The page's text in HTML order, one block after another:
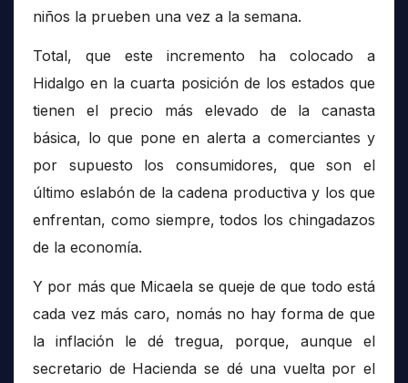
niños la prueben una vez a la semana.
Total, que este incremento ha colocado a
Hidalgo en la cuarta posición de los estados que
tienen el precio más elevado de la canasta
básica, lo que pone en alerta a comerciantes y
por supuesto los consumidores, que son el
último eslabón de la cadena productiva y los que
enfrentan, como siempre, todos los chingadazos
de la economía.
Y por más que Micaela se queje de que todo está
cada vez más caro, nomás no hay forma de que
la inflación le dé tregua, porque, aunque el
secretario de Hacienda se dé una vuelta por el